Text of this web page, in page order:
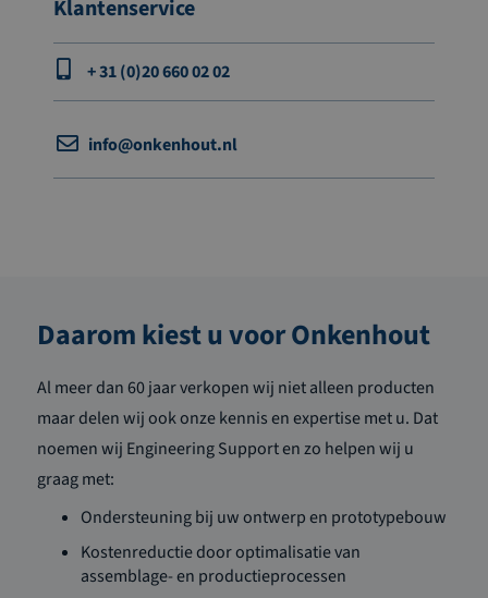
Klantenservice
+ 31 (0)20 660 02 02
info@onkenhout.nl
Daarom kiest u voor Onkenhout
Al meer dan 60 jaar verkopen wij niet alleen producten
maar delen wij ook onze kennis en expertise met u. Dat
noemen wij Engineering Support en zo helpen wij u
graag met:
Ondersteuning bij uw ontwerp en prototypebouw
Kostenreductie door optimalisatie van
assemblage- en productieprocessen